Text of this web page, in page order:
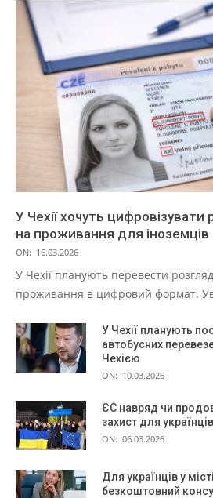
У Чехії хочуть
на проживання для іноземців
ON: 16.03.2026
У Чехії планують перевести
проживання в цифровий формат.
У Чехії планують
автобусних
Чехією
ON: 10.03.2026
ЄС навряд чи
захист для
ON: 06.03.2026
Для українців у
безкоштовний